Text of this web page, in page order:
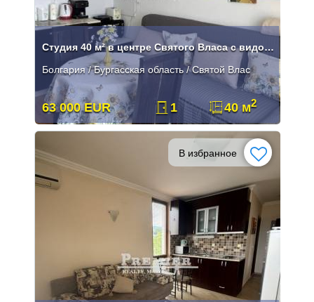
Студия 40 м² в центре Святого Власа с видом на море
Болгария / Бургасская область / Святой Влас
63 000 EUR 1 40 м2
В избранное